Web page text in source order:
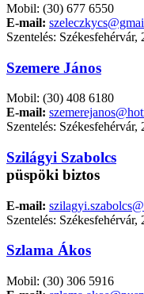
Mobil: (30) 677 6550
E-mail:
Szentelés: Székesfehérvár,
Szemere János
Mobil: (30) 408 6180
E-mail:
Szentelés: Székesfehérvár,
Szilágyi Szabolcs
püspöki biztos
E-mail:
Szentelés: Székesfehérvár,
Szlama Ákos
Mobil: (30) 306 5916